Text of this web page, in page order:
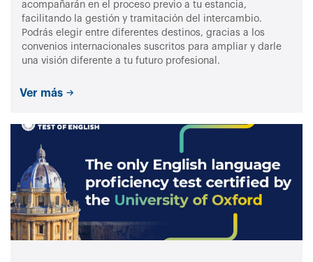
acompañarán en el proceso previo a tu estancia,
facilitando la gestión y tramitación del intercambio.
Podrás elegir entre diferentes destinos, gracias a los
convenios internacionales suscritos para ampliar y darle
una visión diferente a tu futuro profesional.
Ver más